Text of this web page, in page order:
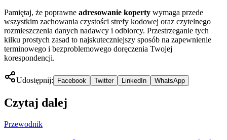
Pamiętaj, że poprawne adresowanie koperty wymaga przede
wszystkim zachowania czystości strefy kodowej oraz czytelnego
rozmieszczenia danych nadawcy i odbiorcy. Przestrzeganie tych
kilku prostych zasad to najskuteczniejszy sposób na zapewnienie
terminowego i bezproblemowego doręczenia Twojej
korespondencji.
Udostępnij: Facebook Twitter LinkedIn WhatsApp
Czytaj dalej
Przewodnik